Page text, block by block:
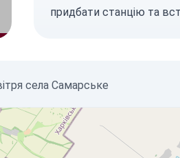
придбати станцію та
села Самарське